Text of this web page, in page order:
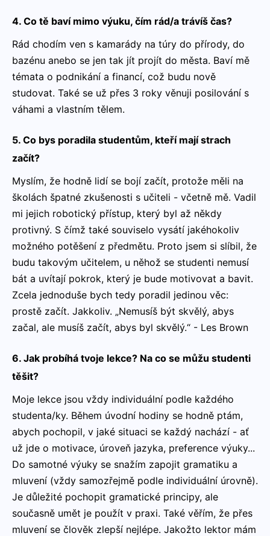
4. Co tě baví mimo výuku, čím rád/a trávíš čas?
Rád chodím ven s kamarády na túry do přírody, do
bazénu anebo se jen tak jít projít do města. Baví mě
témata o podnikání a financí, což budu nově
studovat. Také se už přes 3 roky věnuji posilování s
váhami a vlastním tělem.
5. Co bys poradila studentům, kteří mají strach
začít?
Myslím, že hodně lidí se bojí začít, protože měli na
školách špatné zkušenosti s učiteli - včetně mě. Vadil
mi jejich robotický přístup, který byl až někdy
protivný. S čímž také souviselo vysátí jakéhokoliv
možného potěšení z předmětu. Proto jsem si slíbil, že
budu takovým učitelem, u něhož se studenti nemusí
bát a uvítají pokrok, který je bude motivovat a bavit.
Zcela jednoduše bych tedy poradil jedinou věc:
prostě začít. Jakkoliv. „Nemusíš být skvělý, abys
začal, ale musíš začít, abys byl skvělý.“ - Les Brown
6. Jak probíhá tvoje lekce? Na co se můžu studenti
těšit?
Moje lekce jsou vždy individuální podle každého
studenta/ky. Během úvodní hodiny se hodně ptám,
abych pochopil, v jaké situaci se každý nachází - ať
už jde o motivace, úroveň jazyka, preference výuky...
Do samotné výuky se snažím zapojit gramatiku a
mluvení (vždy samozřejmě podle individuální úrovně).
Je důležité pochopit gramatické principy, ale
současně umět je použít v praxi. Také věřím, že přes
mluvení se člověk zlepší nejlépe. Jakožto lektor mám